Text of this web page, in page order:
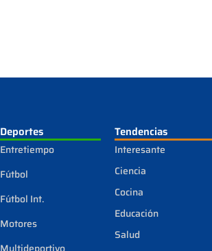
Deportes
Entretiempo
Fútbol
Fútbol Int.
Motores
Tendencias
Interesante
Ciencia
Cocina
Educación
Salud